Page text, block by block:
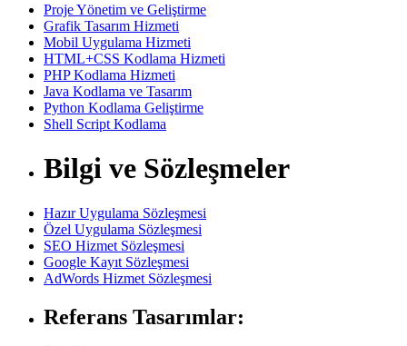
Proje Yönetim ve Geliştirme
Grafik Tasarım Hizmeti
Mobil Uygulama Hizmeti
HTML+CSS Kodlama Hizmeti
PHP Kodlama Hizmeti
Java Kodlama ve Tasarım
Python Kodlama Geliştirme
Shell Script Kodlama
Bilgi ve Sözleşmeler
Hazır Uygulama Sözleşmesi
Özel Uygulama Sözleşmesi
SEO Hizmet Sözleşmesi
Google Kayıt Sözleşmesi
AdWords Hizmet Sözleşmesi
Referans Tasarımlar: